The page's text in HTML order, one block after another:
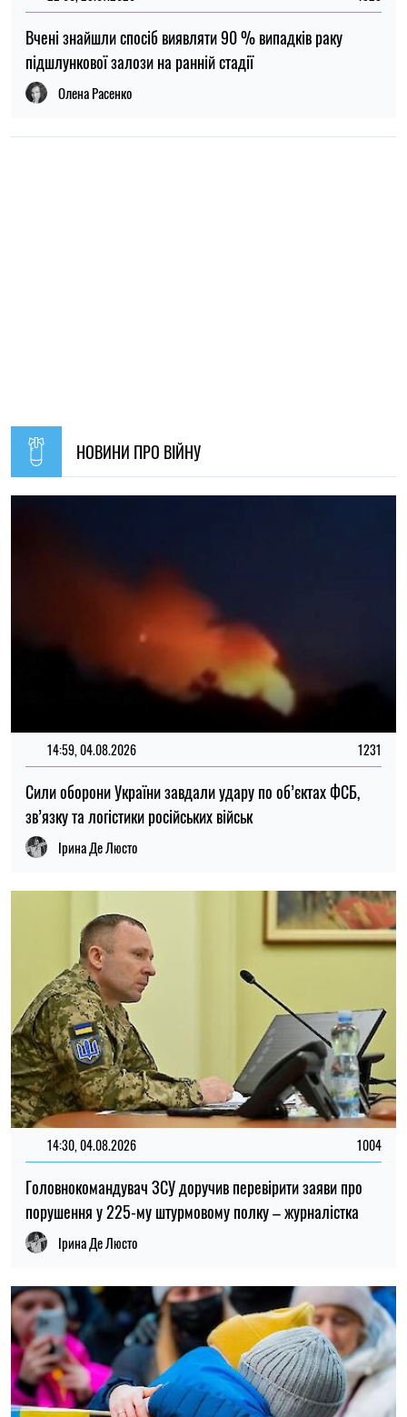
НОВИНИ ПРО ВІЙНУ
14:59, 04.08.2026
Сили оборони України завдали удару по об’єктах ФСБ,
зв’язку та логістики російських військ
14:30, 04.08.2026
порушення у 225-му штурмовому полку – журналістка
Ірина Де Люсто
13:59, 03.08.2026 1032
українських дітей: кого враховують під час підрахунку
Ірина Де Люсто